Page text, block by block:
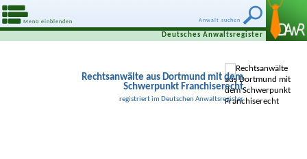
Anwalt suchen
Menü einblenden
Deutsches Anwaltsregister
Rechtsanwälte aus Dortmund mit dem
Schwerpunkt Franchiserecht
registriert im Deutschen Anwaltsregister